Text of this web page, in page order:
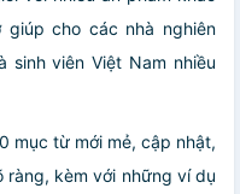
cho các nhà nghiên
viên Việt Nam nhiều
mục từ mới mẻ, cập nhật,
ràng, kèm với những ví dụ